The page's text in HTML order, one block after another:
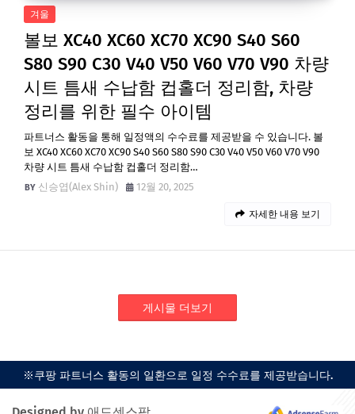
겨울
볼보 XC40 XC60 XC70 XC90 S40 S60
S80 S90 C30 V40 V50 V60 V70 V90 차량
시트 틈새 수납함 컵홀더 정리함, 차량
정리를 위한 필수 아이템
파트너스 활동을 통해 일정액의 수수료를 제공받을 수 있습니다. 볼
보 XC40 XC60 XC70 XC90 S40 S60 S80 S90 C30 V40 V50 V60 V70 V90
차량 시트 틈새 수납함 컵홀더 정리함…
신승엽(Alex Shin)
12월 20, 2025
자세한 내용 보기
게시물 더보기
※쿠팡 파트너스 활동의 일환으로 일정 수수료를 제공받습니다.